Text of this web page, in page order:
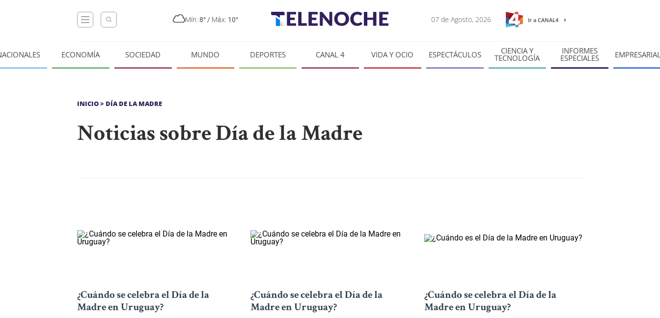
Mín: 8° / Máx: 10° 07 de Agosto, 2026 Ir a CANAL4
ECONOMÍA SOCIEDAD MUNDO DEPORTES CANAL 4 VIDA Y OCIO ESPECTÁCULOS CIENCIA Y
TECNOLOGÍA
INFORMES
ESPECIALES
INICIO> DÍA DE LA MADRE
Noticias sobre Día de la Madre
¿Cuándo se celebra el Día de la
Madre en Uruguay?
¿Cuándo se celebra el Día de la
Madre en Uruguay?
¿Cuándo se celebra el Día de la
Madre en Uruguay?